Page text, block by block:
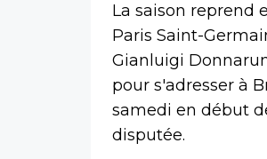
La saison reprend
Paris Saint-
Gianluigi
pour s'adresser à
samedi en début
disputée.